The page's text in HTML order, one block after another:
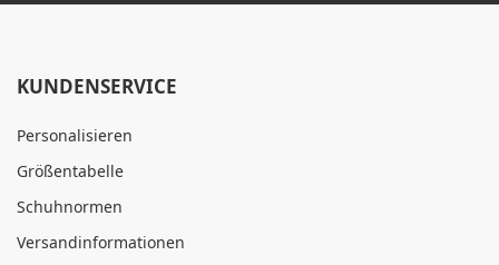
KUNDENSERVICE
Personalisieren
Größentabelle
Schuhnormen
Versandinformationen